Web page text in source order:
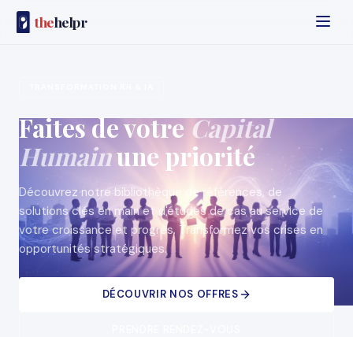
thehelpr
Faites de votreCapital
Humainune priorité
Découvrez notre bibliothèque de références, de
solutions clés en main et d'études de cas au service de
votre croissance et progrès. Transformez vos crises en
opportunités stratégiques.
DÉCOUVRIR NOS OFFRES